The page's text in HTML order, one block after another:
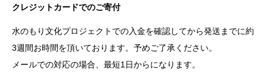
クレジットカードでのご寄付
水のもり文化プロジェクトでの入金を確認してから発送までに約
3週間お時間を頂いております。予めご了承ください。
メールでの対応の場合、最短1日からになります。